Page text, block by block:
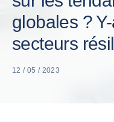
globales ?
secteurs
12 / 05 / 2023